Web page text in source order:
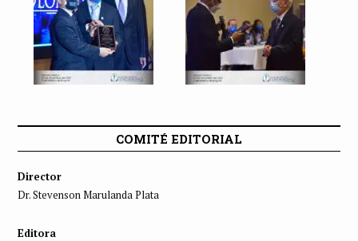
COMITÉ EDITORIAL
Director
Dr. Stevenson Marulanda Plata
Editora